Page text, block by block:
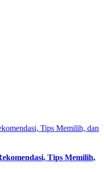
Tips Memilih,